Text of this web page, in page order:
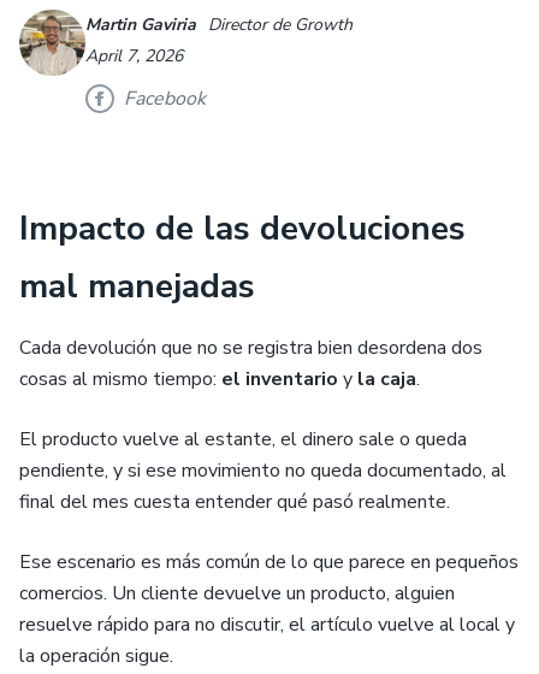
Martin Gaviria Director de Growth
April 7, 2026
Facebook
Impacto de las devoluciones
mal manejadas
Cada devolución que no se registra bien desordena dos
cosas al mismo tiempo: el inventario y la caja.
El producto vuelve al estante, el dinero sale o queda
pendiente, y si ese movimiento no queda documentado, al
final del mes cuesta entender qué pasó realmente.
Ese escenario es más común de lo que parece en pequeños
comercios. Un cliente devuelve un producto, alguien
resuelve rápido para no discutir, el artículo vuelve al local y
la operación sigue.